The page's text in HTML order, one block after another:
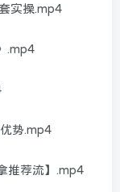
实操.mp4
.mp4
势.mp4
推荐流】.mp4